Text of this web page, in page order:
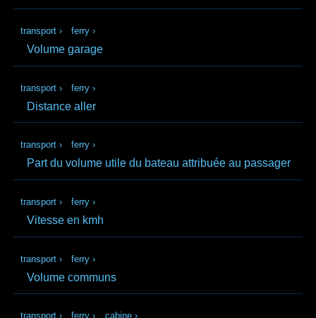
transport › ferry ›
Volume garage
transport › ferry ›
Distance aller
transport › ferry ›
Part du volume utile du bateau attribuée au passager
transport › ferry ›
Vitesse en kmh
transport › ferry ›
Volume communs
transport › ferry › cabine ›